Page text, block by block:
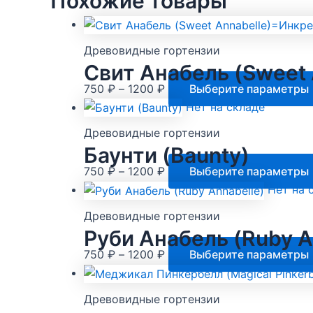
Древовидные гортензии
Свит Анабель
750 ₽ – 1200 ₽Диапазон
цен:
1200 ₽
Выберите параметры
Нет на складе
Древовидные гортензии
Баунти (Baunty)
750 ₽ – 1200 ₽Диапазон
цен:
1200 ₽
Выберите параметры
Нет на
Древовидные гортензии
Руби Анабель (Ruby
750 ₽ – 1200 ₽Диапазон
цен:
–
Выберите параметры
Древовидные гортензии